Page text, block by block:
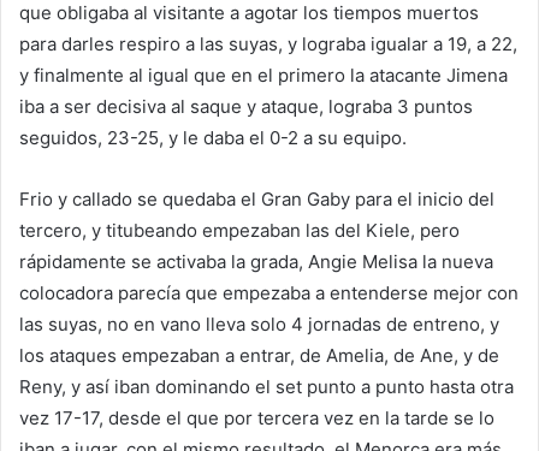
que obligaba al visitante a agotar los tiempos muertos
para darles respiro a las suyas, y lograba igualar a 19, a 22,
y finalmente al igual que en el primero la atacante Jimena
iba a ser decisiva al saque y ataque, lograba 3 puntos
seguidos, 23-25, y le daba el 0-2 a su equipo.
Frio y callado se quedaba el Gran Gaby para el inicio del
tercero, y titubeando empezaban las del Kiele, pero
rápidamente se activaba la grada, Angie Melisa la nueva
colocadora parecía que empezaba a entenderse mejor con
las suyas, no en vano lleva solo 4 jornadas de entreno, y
los ataques empezaban a entrar, de Amelia, de Ane, y de
Reny, y así iban dominando el set punto a punto hasta otra
vez 17-17, desde el que por tercera vez en la tarde se lo